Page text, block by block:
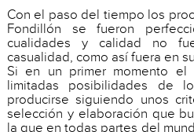
Con el paso del tiempo los
Fondillón se fueron
cualidades y calidad no
casualidad, como así fuera en
Si en un primer momento el
limitadas posibilidades de
producirse siguiendo unos
selección y elaboración que
la que en todas partes del